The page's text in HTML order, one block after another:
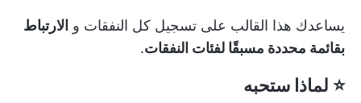
يساعدك هذا القالب على تسجيل كل النفقات و الارتباط
بقائمة محددة مسبقًا لفئات النفقات.
⭐ لماذا ستحبه